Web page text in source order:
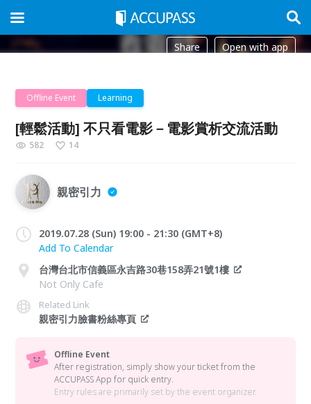
Share Open with app
Offline Event Learning
[輕鬆活動] 不只看電影－電影賞析交流活動
582 14
親密引力
2019.07.28 (Sun) 19:00 - 21:30 (GMT+8)
Add To Calendar
台灣台北市信義區永吉路30巷158弄21號1樓
Not Only Cafe
Related Link
親密引力臉書粉絲專頁
Offline Event
After registration, simply show your ticket from the
ACCUPASS App for quick entry.
Entry rules are primarily set by the event organizer.